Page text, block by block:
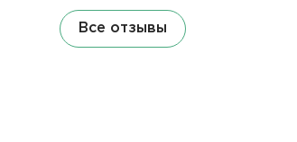
Все отзывы